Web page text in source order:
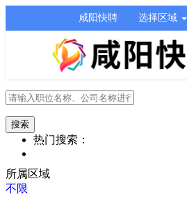
咸阳快聘 选择区域
热门搜索：
所属区域
不限